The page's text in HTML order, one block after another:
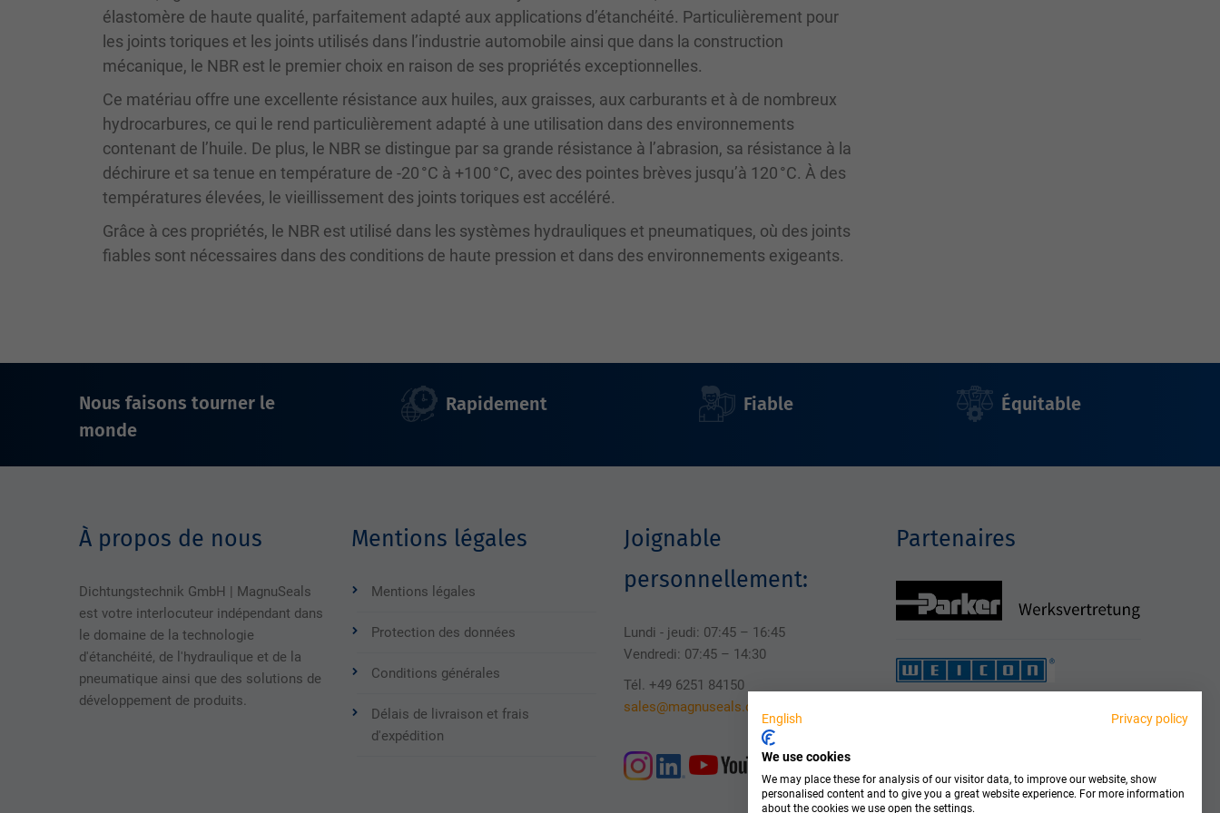
élastomère de haute qualité, parfaitement adapté aux applications d’étanchéité. Particulièrement pour
les joints toriques et les joints utilisés dans l’industrie automobile ainsi que dans la construction
mécanique, le NBR est le premier choix en raison de ses propriétés exceptionnelles.
Ce matériau offre une excellente résistance aux huiles, aux graisses, aux carburants et à de nombreux
hydrocarbures, ce qui le rend particulièrement adapté à une utilisation dans des environnements
contenant de l’huile. De plus, le NBR se distingue par sa grande résistance à l’abrasion, sa résistance à la
déchirure et sa tenue en température de -20 °C à +100 °C, avec des pointes brèves jusqu’à 120 °C. À des
températures élevées, le vieillissement des joints toriques est accéléré.
Grâce à ces propriétés, le NBR est utilisé dans les systèmes hydrauliques et pneumatiques, où des joints
fiables sont nécessaires dans des conditions de haute pression et dans des environnements exigeants.
Nous faisons tourner le
monde
Rapidement Fiable Équitable
À propos de nous
Dichtungstechnik GmbH | MagnuSeals
est votre interlocuteur indépendant dans
le domaine de la technologie
d'étanchéité, de l'hydraulique et de la
pneumatique ainsi que des solutions de
développement de produits.
Mentions légales
Mentions légales
Protection des données
Conditions générales
Délais de livraison et frais
d'expédition
Joignable
personnellement:
Lundi - jeudi: 07:45 – 16:45
Vendredi: 07:45 – 14:30
Tél. +49 6251 84150
sales@magnuseals.com
Partenaires
English Privacy policy
We use cookies
We may place these for analysis of our visitor data, to improve our website, show
personalised content and to give you a great website experience. For more information
about the cookies we use open the settings.